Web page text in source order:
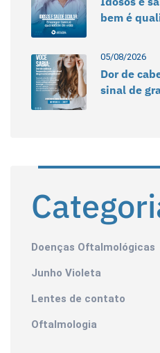
bem é
05/08/2026
Dor de
sinal de
Doenças Oftalmológicas
Junho Violeta
Lentes de contato
Oftalmologia